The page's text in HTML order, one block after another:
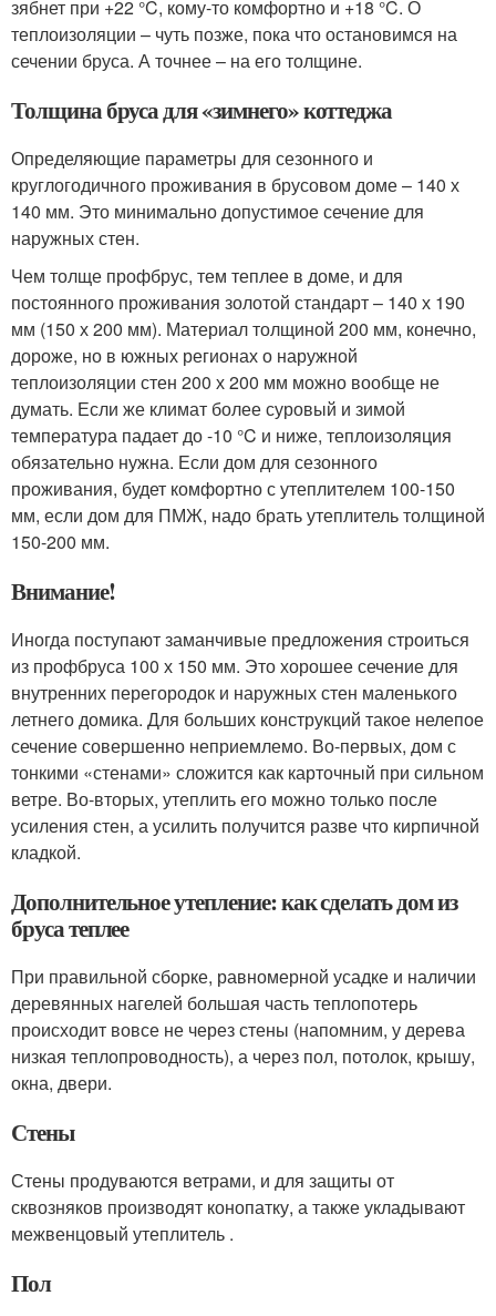
зябнет при +22 °C, кому-то комфортно и +18 °C. О
теплоизоляции – чуть позже, пока что остановимся на
сечении бруса. А точнее – на его толщине.
Толщина бруса для «зимнего» коттеджа
Определяющие параметры для сезонного и
круглогодичного проживания в брусовом доме – 140 х
140 мм. Это минимально допустимое сечение для
наружных стен.
Чем толще профбрус, тем теплее в доме, и для
постоянного проживания золотой стандарт – 140 х 190
мм (150 х 200 мм). Материал толщиной 200 мм, конечно,
дороже, но в южных регионах о наружной
теплоизоляции стен 200 х 200 мм можно вообще не
думать. Если же климат более суровый и зимой
температура падает до -10 °C и ниже, теплоизоляция
обязательно нужна. Если дом для сезонного
проживания, будет комфортно с утеплителем 100-150
мм, если дом для ПМЖ, надо брать утеплитель толщиной
150-200 мм.
Внимание!
Иногда поступают заманчивые предложения строиться
из профбруса 100 х 150 мм. Это хорошее сечение для
внутренних перегородок и наружных стен маленького
летнего домика. Для больших конструкций такое нелепое
сечение совершенно неприемлемо. Во-первых, дом с
тонкими «стенами» сложится как карточный при сильном
ветре. Во-вторых, утеплить его можно только после
усиления стен, а усилить получится разве что кирпичной
кладкой.
Дополнительное утепление: как сделать дом из
бруса теплее
При правильной сборке, равномерной усадке и наличии
деревянных нагелей большая часть теплопотерь
происходит вовсе не через стены (напомним, у дерева
низкая теплопроводность), а через пол, потолок, крышу,
окна, двери.
Стены
Стены продуваются ветрами, и для защиты от
сквозняков производят конопатку, а также укладывают
межвенцовый утеплитель .
Пол